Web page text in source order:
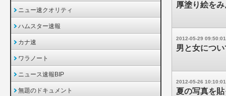
厚塗り絵を
2012-05-29 09:50:01
男と女につ
2012-05-26 10:10:01
夏の写真を
ニュー速クオリティ
ハムスター速報
カナ速
ワラノート
ニュース速報BIP
無題のドキュメント